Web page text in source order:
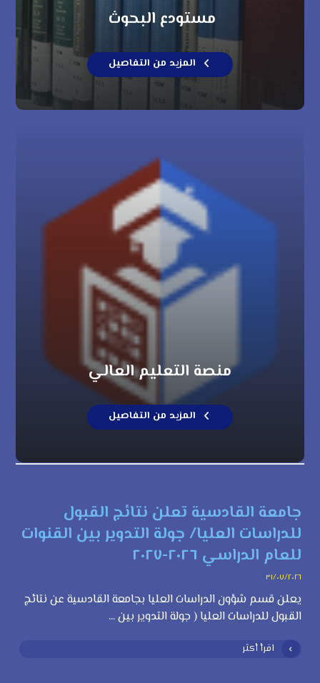
مستودع البحوث
المزيد من التفاصيل
منصة التعليم العالي
المزيد من التفاصيل
جامعة القادسية تعلن نتائج القبول
للدراسات العليا/ جولة التدوير بين القنوات
للعام الدراسي ٢٠٢٦-٢٠٢٧
٣١/٠٧/٢٠٢٦
يعلن قسم شؤون الدراسات العليا بجامعة القادسية عن نتائج
القبول للدراسات العليا ( جولة التدوير بين ...
اقرأ أكثر